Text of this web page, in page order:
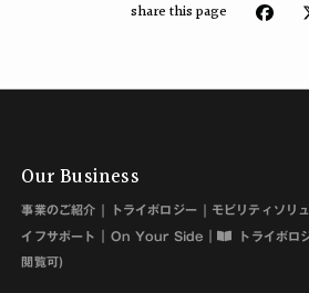
share this page
Our Business
事業のご紹介 トライボロジー モビリティソリ
イフサポート On Your Side トライボロ
閲覧可)